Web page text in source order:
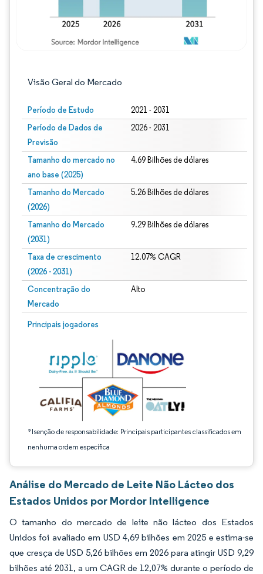
Visão Geral do Mercado
Período de Estudo 2021 - 2031
Período de Dados de
Previsão
2026 - 2031
Tamanho do mercado no
ano base (2025)
4.69 Bilhões de dólares
Tamanho do Mercado
(2026)
5.26 Bilhões de dólares
Tamanho do Mercado
(2031)
9.29 Bilhões de dólares
Taxa de crescimento
(2026 - 2031)
12.07% CAGR
Concentração do
Mercado
Alto
Principais jogadores
*Isenção de responsabilidade: Principais participantes classificados em
nenhuma ordem específica
Imagem © Mordor Intelligence. O reuso requer atribuição conforme CC BY 4.0.
Análise do Mercado de Leite Não Lácteo dos
Estados Unidos por Mordor Intelligence
O tamanho do mercado de leite não lácteo dos Estados
Unidos foi avaliado em USD 4,69 bilhões em 2025 e estima-se
que cresça de USD 5,26 bilhões em 2026 para atingir USD 9,29
bilhões até 2031, a um CAGR de 12,07% durante o período de